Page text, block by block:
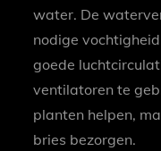
water. De
nodige
goede
ventilatoren te
planten helpen,
bries bezorgen.